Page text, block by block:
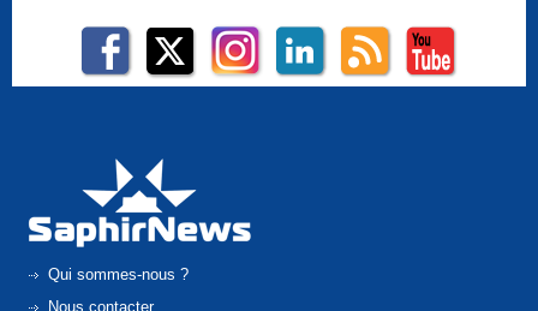
Qui sommes-nous ?
Nous contacter